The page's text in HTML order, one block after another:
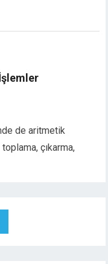
de aritmetik
çıkarma,